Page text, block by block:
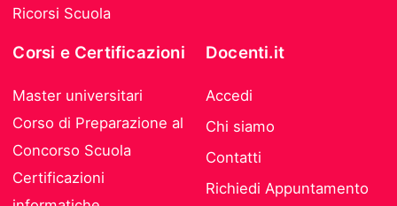
Ricorsi Scuola
Corsi e Certificazioni
Master universitari
Corso di Preparazione al
Concorso Scuola
Certificazioni
Docenti.it
Accedi
Chi siamo
Contatti
Richiedi Appuntamento